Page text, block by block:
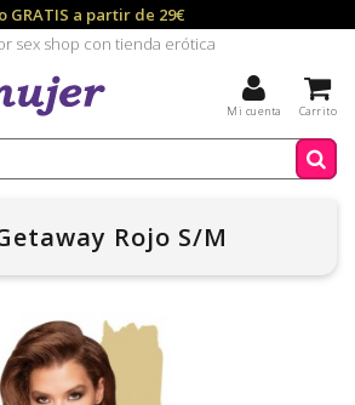
GRATIS a partir de 29€
sex shop con tienda erótica
Carrito
Mi cuenta
Rojo S/M